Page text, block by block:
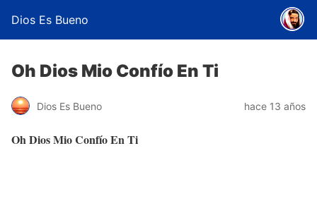
Dios Es Bueno
Oh Dios Mio Confío En Ti
Dios Es Bueno hace 13 años
Oh Dios Mio Confío En Ti